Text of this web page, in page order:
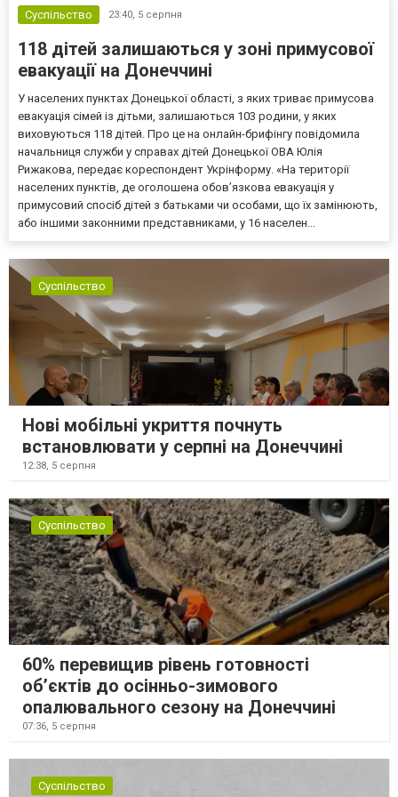
Суспільство 23:40, 5 серпня
118 дітей залишаються у зоні примусової
евакуації на Донеччині
У населених пунктах Донецької області, з яких триває примусова
евакуація сімей із дітьми, залишаються 103 родини, у яких
виховуються 118 дітей. Про це на онлайн-брифінгу повідомила
начальниця служби у справах дітей Донецької ОВА Юлія
Рижакова, передає кореспондент Укрінформу. «На території
населених пунктів, де оголошена обов’язкова евакуація у
примусовий спосіб дітей з батьками чи особами, що їх замінюють,
або іншими законними представниками, у 16 населен...
Суспільство
Нові мобільні укриття почнуть
встановлювати у серпні на Донеччині
12:38, 5 серпня
Суспільство
60% перевищив рівень готовності
об’єктів до осінньо-зимового
опалювального сезону на Донеччині
07:36, 5 серпня
Суспільство